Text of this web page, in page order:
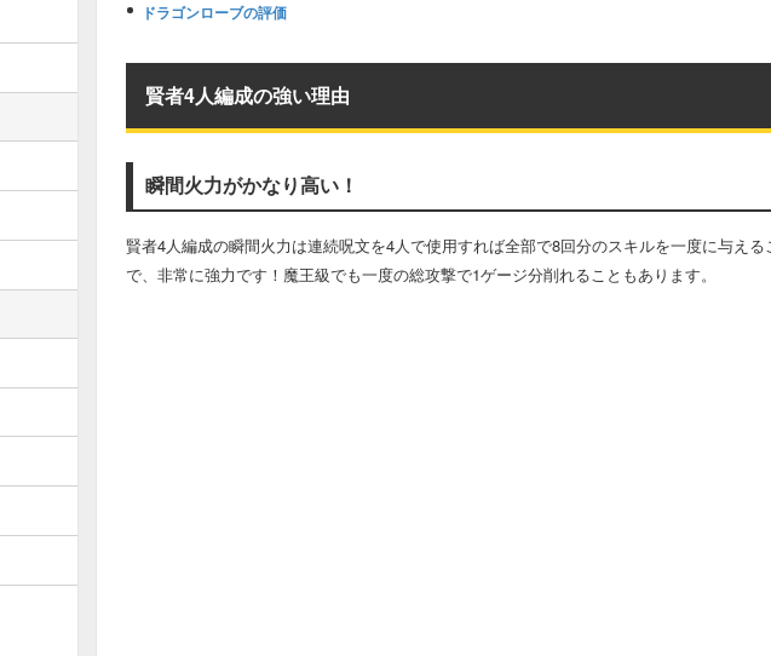
ドラゴンローブの評価
賢者4人編成の強い理由
瞬間火力がかなり高い！
賢者4人編成の瞬間火力は連続呪文を4人で使用すれば全部で8回分のスキルを一度に与え
で、非常に強力です！魔王級でも一度の総攻撃で1ゲージ分削れることもあります。